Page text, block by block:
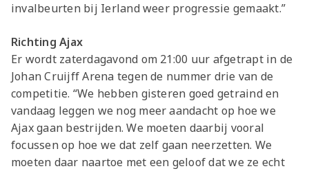
invalbeurten bij Ierland weer progressie gemaakt.”
Richting Ajax
Er wordt zaterdagavond om 21:00 uur afgetrapt in de
Johan Cruijff Arena tegen de nummer drie van de
competitie. “We hebben gisteren goed getraind en
vandaag leggen we nog meer aandacht op hoe we
Ajax gaan bestrijden. We moeten daarbij vooral
focussen op hoe we dat zelf gaan neerzetten. We
moeten daar naartoe met een geloof dat we ze echt